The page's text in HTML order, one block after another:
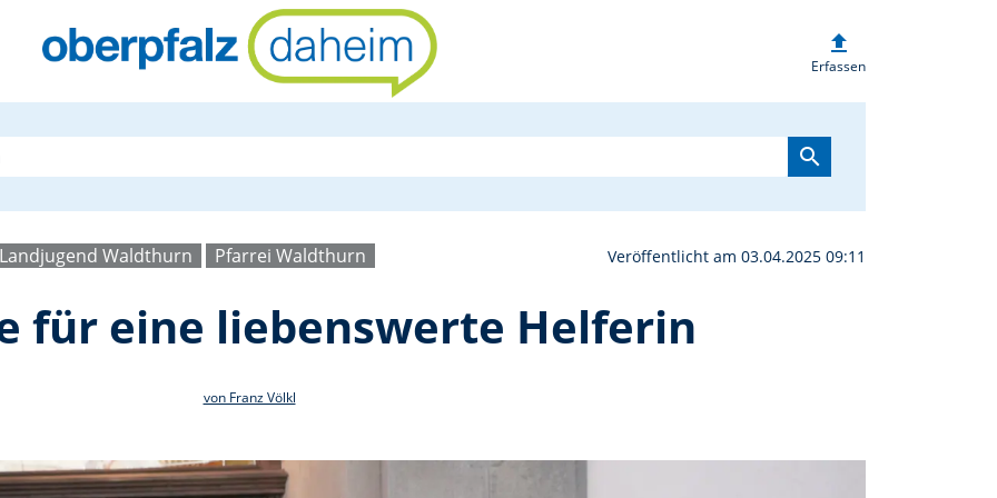
1200 Euro Spende für eine
upload
Erfassen
search
Landjugend Waldthurn Pfarrei Waldthurn Veröffentlicht am 03.04.2025 09:11
für eine liebenswerte Helferin
von Franz Völkl